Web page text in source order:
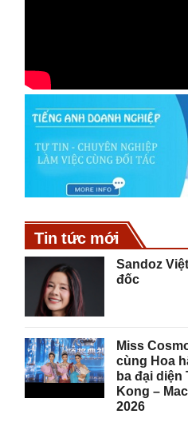
Tin tức mới
Sandoz
đốc
Miss
cùng Hoa
ba đại diện
Kong –
2026